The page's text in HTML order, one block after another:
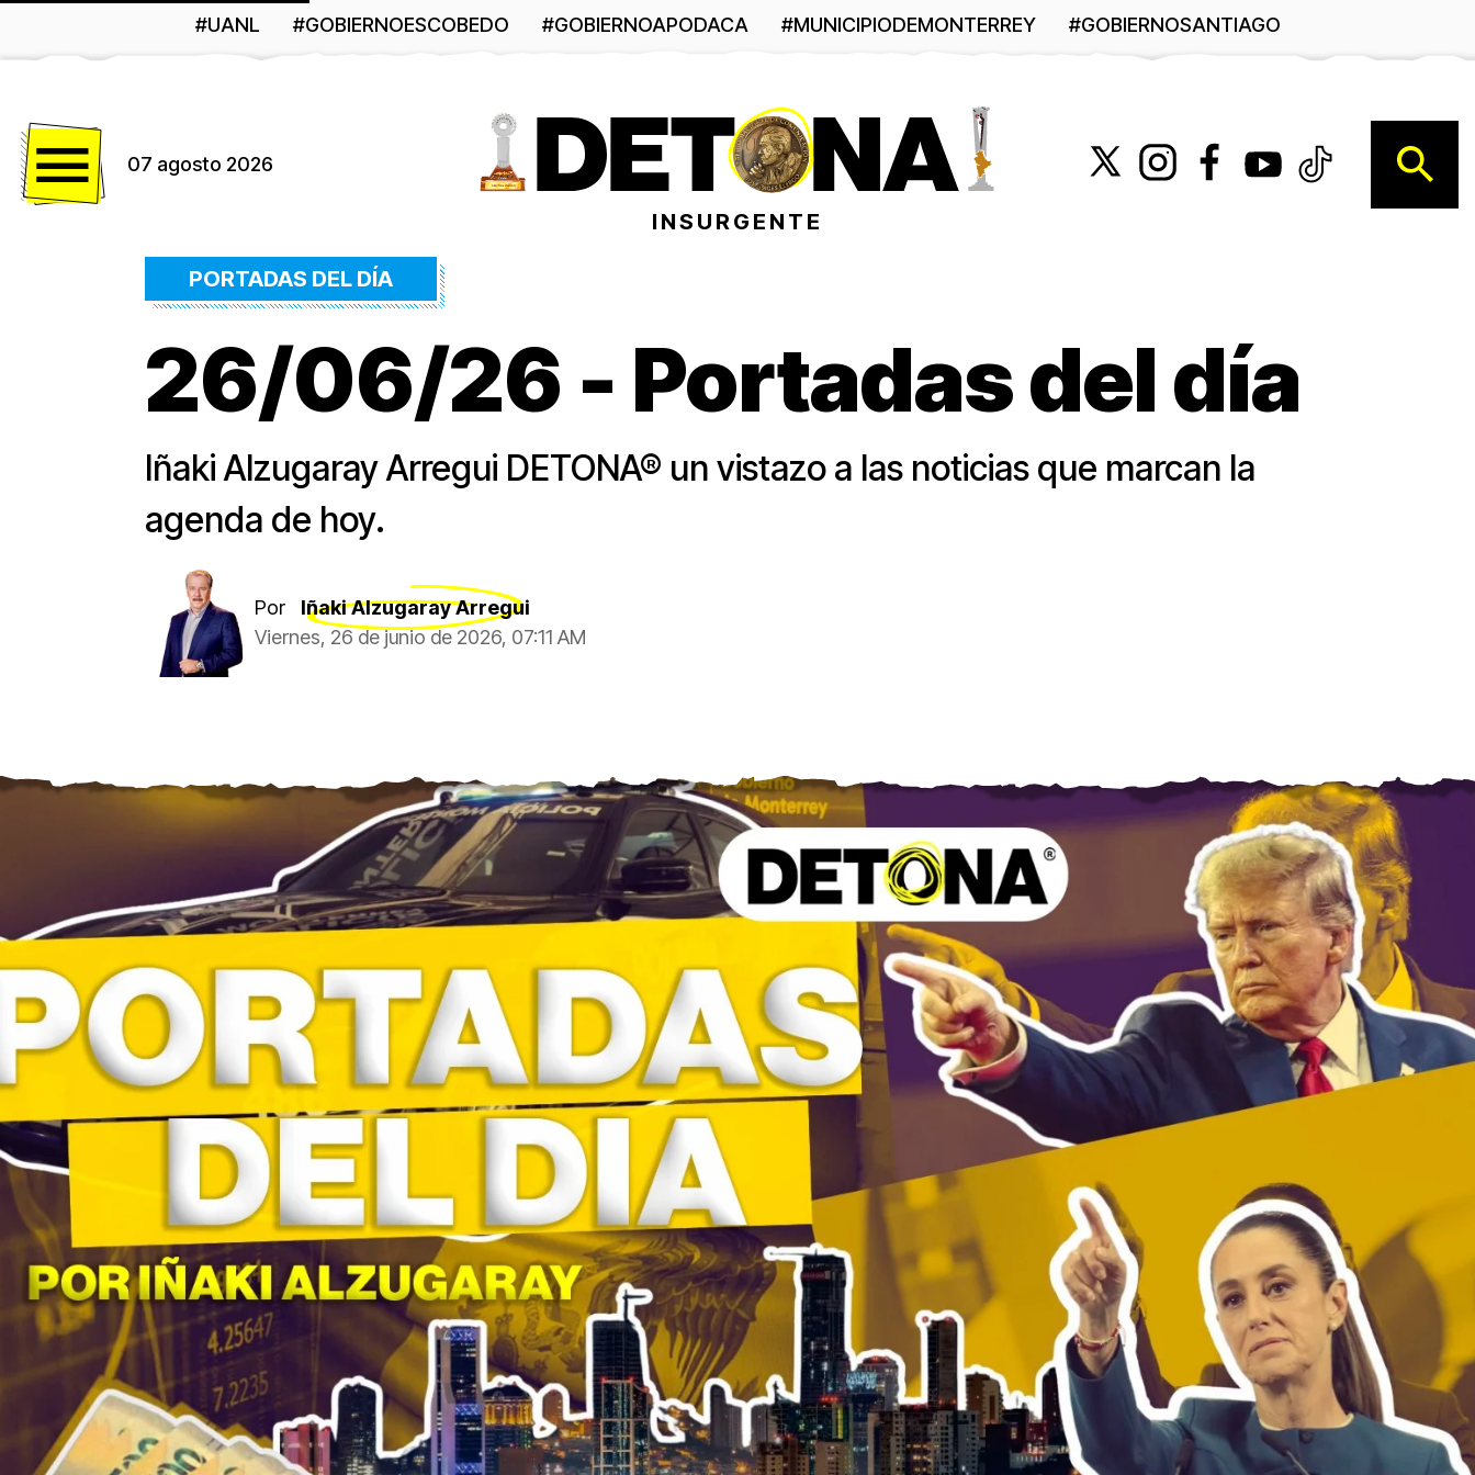
#UANL #GOBIERNOESCOBEDO #GOBIERNOAPODACA #MUNICIPIODEMONTERREY #GOBIERNOSANTIAGO
07 agosto 2026
INSURGENTE
PORTADAS DEL DÍA
26/06/26 - Portadas del día
Iñaki Alzugaray Arregui DETONA® un vistazo a las noticias que marcan la
agenda de hoy.
Por
Iñaki Alzugaray Arregui
Viernes, 26 de junio de 2026, 07:11 AM